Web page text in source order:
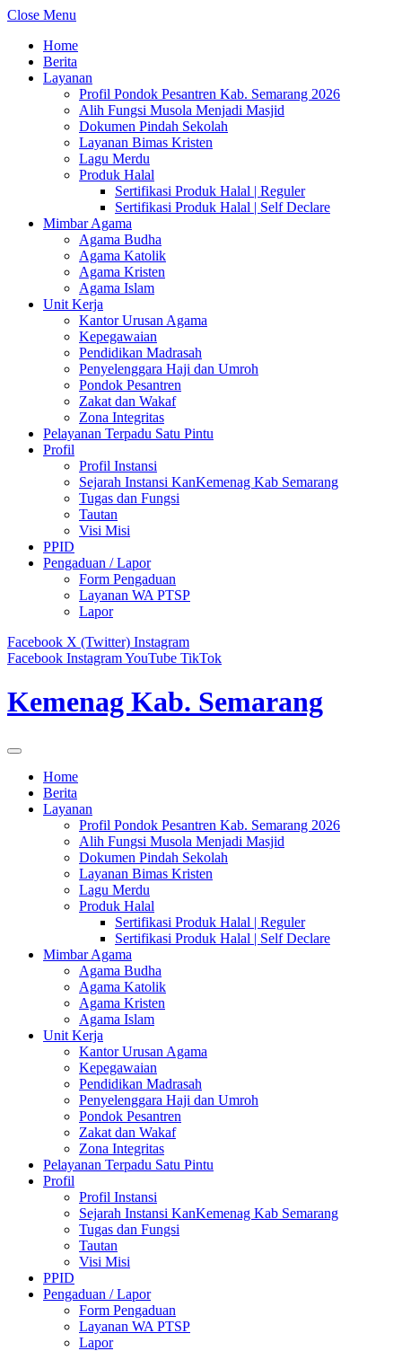
Close Menu
Home
Berita
Layanan
Profil Pondok Pesantren Kab. Semarang 2026
Alih Fungsi Musola Menjadi Masjid
Dokumen Pindah Sekolah
Layanan Bimas Kristen
Lagu Merdu
Produk Halal
Sertifikasi Produk Halal | Reguler
Sertifikasi Produk Halal | Self Declare
Mimbar Agama
Agama Budha
Agama Katolik
Agama Kristen
Agama Islam
Unit Kerja
Kantor Urusan Agama
Kepegawaian
Pendidikan Madrasah
Penyelenggara Haji dan Umroh
Pondok Pesantren
Zakat dan Wakaf
Zona Integritas
Pelayanan Terpadu Satu Pintu
Profil
Profil Instansi
Sejarah Instansi KanKemenag Kab Semarang
Tugas dan Fungsi
Tautan
Visi Misi
PPID
Pengaduan / Lapor
Form Pengaduan
Layanan WA PTSP
Lapor
Facebook X (Twitter) Instagram
Facebook InstagramYouTube TikTok
Kemenag Kab. Semarang
Home
Berita
Layanan
Profil Pondok Pesantren Kab. Semarang 2026
Alih Fungsi Musola Menjadi Masjid
Dokumen Pindah Sekolah
Layanan Bimas Kristen
Lagu Merdu
Produk Halal
Sertifikasi Produk Halal | Reguler
Sertifikasi Produk Halal | Self Declare
Mimbar Agama
Agama Budha
Agama Katolik
Agama Kristen
Agama Islam
Unit Kerja
Kantor Urusan Agama
Kepegawaian
Pendidikan Madrasah
Penyelenggara Haji dan Umroh
Pondok Pesantren
Zakat dan Wakaf
Zona Integritas
Pelayanan Terpadu Satu Pintu
Profil
Profil Instansi
Sejarah Instansi KanKemenag Kab Semarang
Tugas dan Fungsi
Tautan
Visi Misi
PPID
Pengaduan / Lapor
Form Pengaduan
Layanan WA PTSP
Lapor